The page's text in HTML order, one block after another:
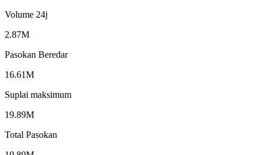
Volume 24j
2.87M
Pasokan Beredar
16.61M
Suplai maksimum
19.89M
Total Pasokan